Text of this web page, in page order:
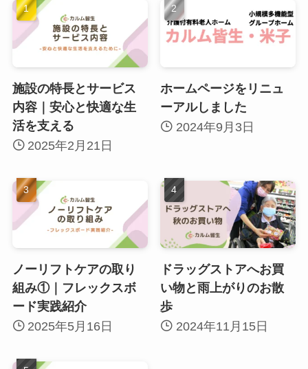
施設の特長とサービス
内容｜安心と快適な生
活を支える
2025年2月21日
ホームページをリニュ
ーアルしました
2024年9月3日
ノーリフトケアの取り
組み①｜フレックスボ
ード実践紹介
2025年5月16日
ドラッグストアへお買
い物と雨上がりのお散
歩
2024年11月15日